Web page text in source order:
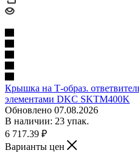
Крышка на Т-образ.
элементами DKC SKTM400K
Обновлено 07.08.2026
В наличии: 23 упак.
6 717.39 ₽
Варианты цен